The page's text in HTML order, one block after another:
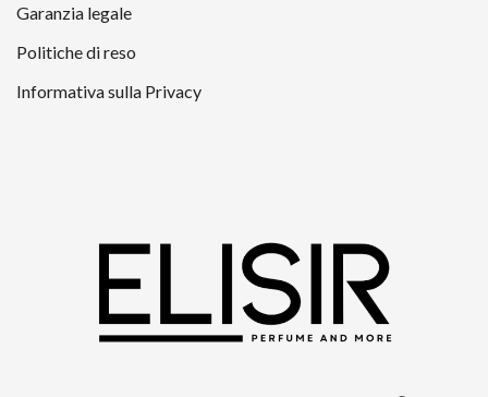
Garanzia legale
Politiche di reso
Informativa sulla Privacy